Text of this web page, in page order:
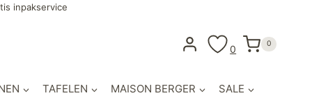
inpakservice
0 0
TAFELEN MAISON BERGER SALE